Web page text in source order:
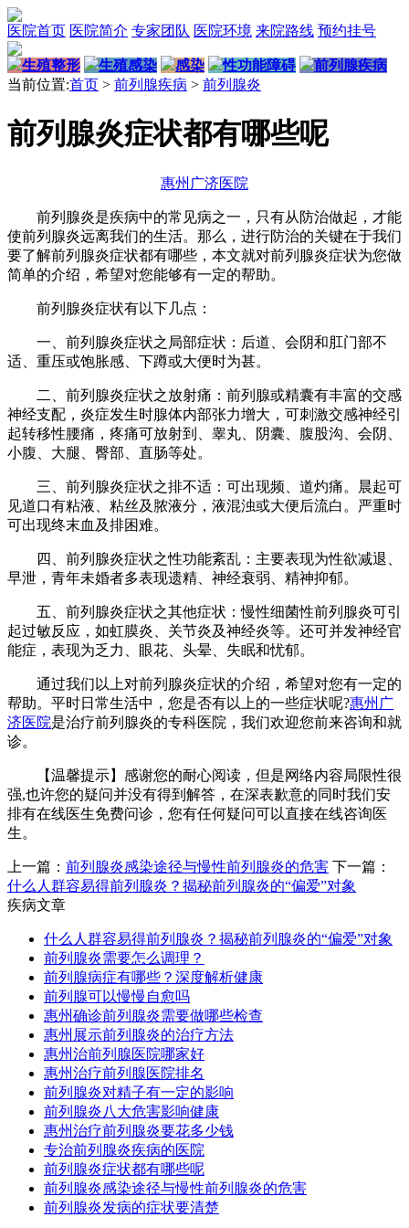
医院首页 医院简介 专家团队 医院环境 来院路线 预约挂号
生殖整形 生殖感染 感染 性功能障碍
前列腺疾病
当前位置:首页 > 前列腺疾病 > 前列腺炎
前列腺炎症状都有哪些呢
惠州广济医院
前列腺炎是疾病中的常见病之一，只有从防治做起，才能
使前列腺炎远离我们的生活。那么，进行防治的关键在于我们
要了解前列腺炎症状都有哪些，本文就对前列腺炎症状为您做
简单的介绍，希望对您能够有一定的帮助。
前列腺炎症状有以下几点：
一、前列腺炎症状之局部症状：后道、会阴和肛门部不
适、重压或饱胀感、下蹲或大便时为甚。
二、前列腺炎症状之放射痛：前列腺或精囊有丰富的交感
神经支配，炎症发生时腺体内部张力增大，可刺激交感神经引
起转移性腰痛，疼痛可放射到、睾丸、阴囊、腹股沟、会阴、
小腹、大腿、臀部、直肠等处。
三、前列腺炎症状之排不适：可出现频、道灼痛。晨起可
见道口有粘液、粘丝及脓液分，液混浊或大便后流白。严重时
可出现终末血及排困难。
四、前列腺炎症状之性功能紊乱：主要表现为性欲减退、
早泄，青年未婚者多表现遗精、神经衰弱、精神抑郁。
五、前列腺炎症状之其他症状：慢性细菌性前列腺炎可引
起过敏反应，如虹膜炎、关节炎及神经炎等。还可并发神经官
能症，表现为乏力、眼花、头晕、失眠和忧郁。
通过我们以上对前列腺炎症状的介绍，希望对您有一定的
帮助。平时日常生活中，您是否有以上的一些症状呢?惠州广
济医院是治疗前列腺炎的专科医院，我们欢迎您前来咨询和就
诊。
【温馨提示】感谢您的耐心阅读，但是网络内容局限性很
强,也许您的疑问并没有得到解答，在深表歉意的同时我们安
排有在线医生免费问诊，您有任何疑问可以直接在线咨询医
生。
上一篇： 前列腺炎感染途径与慢性前列腺炎的危害 下一篇：
什么人群容易得前列腺炎？揭秘前列腺炎的“偏爱”对象
疾病文章
什么人群容易得前列腺炎？揭秘前列腺炎的“偏爱”对象
前列腺炎需要怎么调理？
前列腺病症有哪些？深度解析健康
前列腺可以慢慢自愈吗
惠州确诊前列腺炎需要做哪些检查
惠州展示前列腺炎的治疗方法
惠州治前列腺医院哪家好
惠州治疗前列腺医院排名
前列腺炎对精子有一定的影响
前列腺炎八大危害影响健康
惠州治疗前列腺炎要花多少钱
专治前列腺炎疾病的医院
前列腺炎症状都有哪些呢
前列腺炎感染途径与慢性前列腺炎的危害
前列腺炎发病的症状要清楚